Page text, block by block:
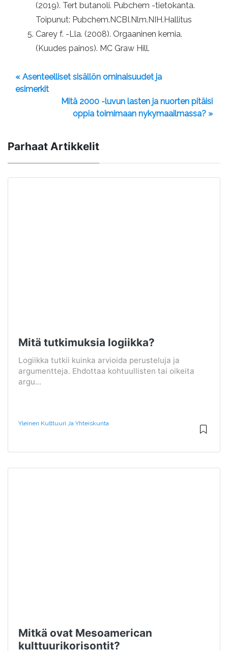
(2019). Tert butanoli. Pubchem -tietokanta.
Toipunut: Pubchem.NCBI.Nlm.NIH.Hallitus
Carey f. -Lla. (2008). Orgaaninen kemia.
(Kuudes painos). MC Graw Hill.
« Asenteelliset sisällön ominaisuudet ja
esimerkit
Mitä 2000 -luvun lasten ja nuorten pitäisi
oppia toimimaan nykymaailmassa? »
Parhaat Artikkelit
Mitä tutkimuksia logiikka?
Logiikka tutkii kuinka arvioida perusteluja ja
argumentteja. Ehdottaa kohtuullisten tai oikeita
argu...
Yleinen Kulttuuri Ja Yhteiskunta
Mitkä ovat Mesoamerican
kulttuurikorisontit?